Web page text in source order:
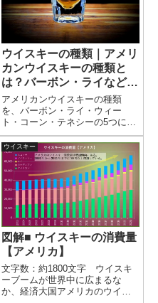
ウイスキーの種類｜アメリ
カンウイスキーの種類と
は？バーボン・ライなどの
違いと原料をわかりやすく
解説
アメリカンウイスキーの種類
を、バーボン・ライ・ウィー
ト・コーン・テネシーの5つに分
けてわかりやすく解説。原料の
違いや製造条件ごとの特徴を整
理し、分類の全体像を基礎から
理解できる。
ウイスキー
図解■ ウイスキーの消費量
【アメリカ】
文字数：約1800文字 ウイスキ
ーブームが世界中に広まるな
か、経済大国アメリカのウイス